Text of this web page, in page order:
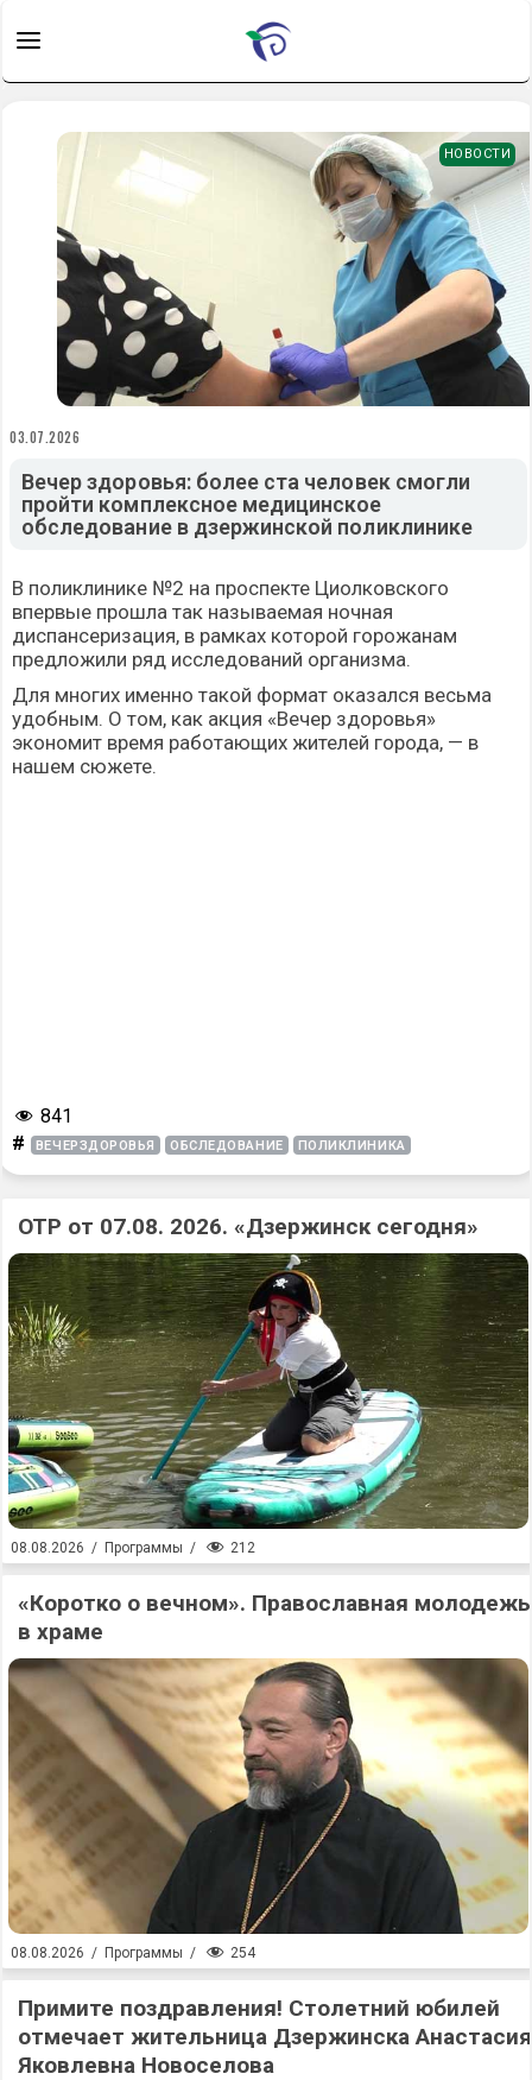
НОВОСТИ
03.07.2026
Вечер здоровья: более ста человек смогли
пройти комплексное медицинское
обследование в дзержинской поликлинике
В поликлинике №2 на проспекте Циолковского
впервые прошла так называемая ночная
диспансеризация, в рамках которой горожанам
предложили ряд исследований организма.
Для многих именно такой формат оказался весьма
удобным. О том, как акция «Вечер здоровья»
экономит время работающих жителей города, — в
нашем сюжете.
841
# ВЕЧЕРЗДОРОВЬЯ ОБСЛЕДОВАНИЕ ПОЛИКЛИНИКА
ОТР от 07.08. 2026. «Дзержинск сегодня»
08.08.2026 / Программы / 212
«Коротко о вечном». Православная молодежь
в храме
08.08.2026 / Программы / 254
Примите поздравления! Столетний юбилей
отмечает жительница Дзержинска Анастасия
Яковлевна Новоселова